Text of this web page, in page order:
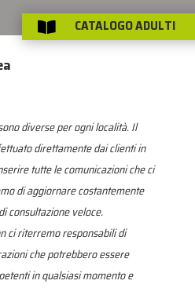
diverse per ogni località. Il
direttamente dai clienti in
tutte le comunicazioni che ci
di aggiornare costantemente
consultazione veloce.
ci riterremo responsabili di
che potrebbero essere
in qualsiasi momento e
 CATALOGO ADULTI